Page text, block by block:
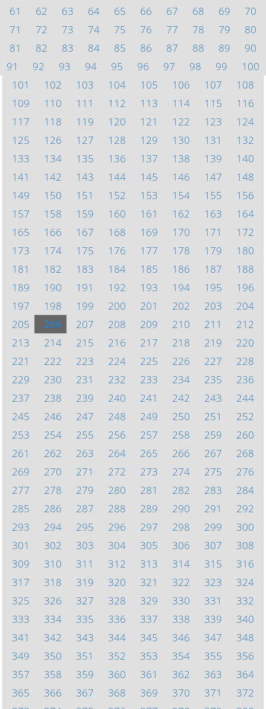
61
62 63 64 65 66 67 68 69
70
71
72 73 74 75 76 77 78 79
80
81
82 83 84 85 86 87 88 89
90
91
92 93 94 95 96 97 98 99
100
101
102 103 104 105 106 107
108
109
110 111 112 113 114 115
116
117
118 119 120 121 122 123
124
125
126 127 128 129 130 131
132
133
134 135 136 137 138 139
140
141
142 143 144 145 146 147
148
149
150 151 152 153 154 155
156
157
158 159 160 161 162 163
164
165
166 167 168 169 170 171
172
173
174 175 176 177 178 179
180
181
182 183 184 185 186 187
188
189
190 191 192 193 194 195
196
197
198 199 200 201 202 203
204
205
206 207 208 209 210 211
212
213
214 215 216 217 218 219
220
221
222 223 224 225 226 227
228
229
230 231 232 233 234 235
236
237
238 239 240 241 242 243
244
245
246 247 248 249 250 251
252
253
254 255 256 257 258 259
260
261
262 263 264 265 266 267
268
269
270 271 272 273 274 275
276
277
278 279 280 281 282 283
284
285
286 287 288 289 290 291
292
293
294 295 296 297 298 299
300
301
302 303 304 305 306 307
308
309
310 311 312 313 314 315
316
317
318 319 320 321 322 323
324
325
326 327 328 329 330 331
332
333
334 335 336 337 338 339
340
341
342 343 344 345 346 347
348
349
350 351 352 353 354 355
356
357
358 359 360 361 362 363
364
365
366 367 368 369 370 371
372